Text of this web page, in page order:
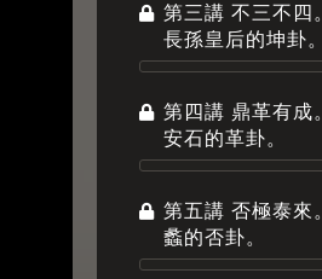
第三講 不三不四
長孫皇后的坤卦。
第四講 鼎革有成
安石的革卦。
第五講 否極泰來
蠡的否卦。